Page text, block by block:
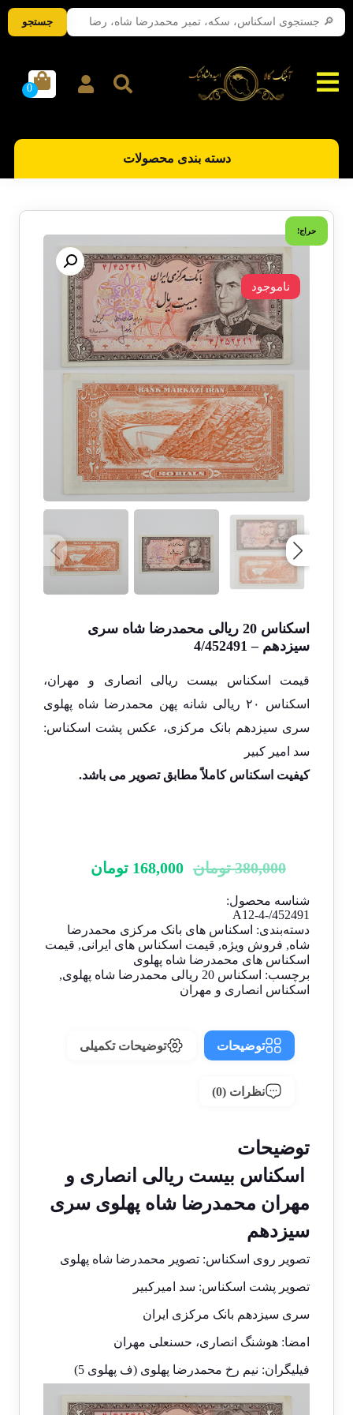
دسته بندی محصولات
حراج!
اسکناس 20 ریالی محمدرضا شاه سری
سیزدهم – 4/452491
قیمت اسکناس بیست ریالی انصاری و مهران،
اسکناس ۲۰ ریالی شانه پهن محمدرضا شاه پهلوی
سری سیزدهم بانک مرکزی، عکس پشت اسکناس:
سد امیر کبیر
کیفیت اسکناس کاملاً مطابق تصویر می باشد.
380,000 تومان 168,000 تومان
ناموجود
شناسه محصول:
A12-4-/452491
دسته‌بندی: اسکناس های بانک مرکزی محمدرضا
شاه, فروش ویژه, قیمت اسکناس های ایرانی, قیمت
اسکناس های محمدرضا شاه پهلوی
برچسب: اسکناس 20 ریالی محمدرضا شاه پهلوی
,
اسکناس انصاری و مهران
توضیحات توضیحات تکمیلی
نظرات (0)
توضیحات
اسکناس بیست ریالی انصاری و
مهران محمدرضا شاه پهلوی سری
سیزدهم
تصویر روی اسکناس: تصویر محمدرضا شاه پهلوی
تصویر پشت اسکناس: سد امیرکبیر
سری سیزدهم بانک مرکزی ایران
امضا: هوشنگ انصاری، حسنعلی مهران
فیلیگران: نیم رخ محمدرضا پهلوی (ف پهلوی 5)
جستجو